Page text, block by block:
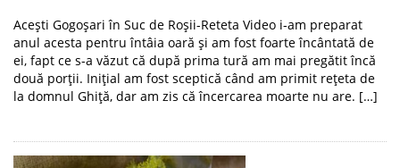
Acești Gogoșari în Suc de Roșii-Reteta Video i-am preparat
anul acesta pentru întâia oară și am fost foarte încântată de
ei, fapt ce s-a văzut că după prima tură am mai pregătit încă
două porții. Inițial am fost sceptică când am primit rețeta de
la domnul Ghiță, dar am zis că încercarea moarte nu are. […]